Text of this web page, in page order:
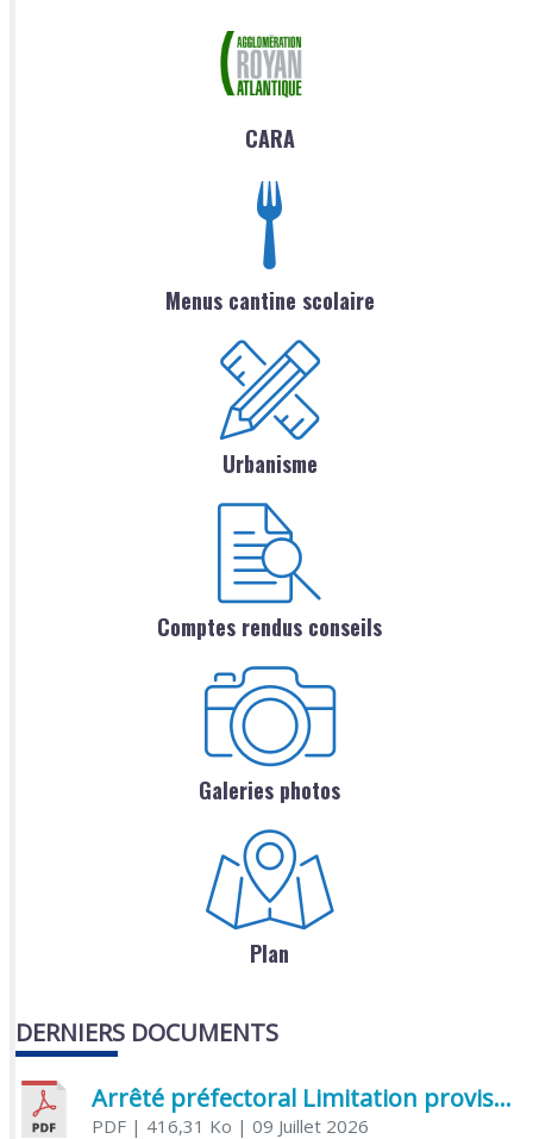
CARA
Menus cantine scolaire
Urbanisme
Comptes rendus conseils
Galeries photos
Plan
DERNIERS DOCUMENTS
Arrêté préfectoral Limitation provisoire des usages de l’eau
PDF| 416,31 Ko | 09 Juillet 2026